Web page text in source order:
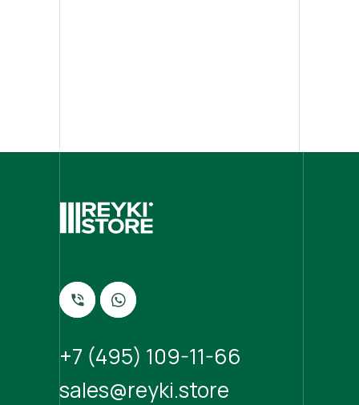
+7 (495) 109-11-66
sales@reyki.store